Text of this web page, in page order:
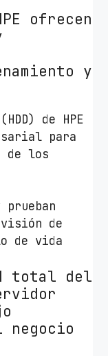
ofrecen
y
de HPE
para
de los
prueban
de
de vida
total del
negocio